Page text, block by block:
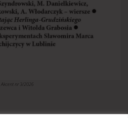
Akcent nr 3/2026